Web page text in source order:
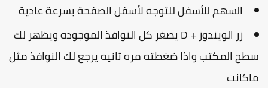
السهم للأسفل للتوجه لأسفل الصفحة بسرعة عادية
زر الويندوز + D يصغر كل النوافذ الموجوده ويظهر لك
المكتب واذا ضغطته مره ثانيه يرجع لك النوافذ مثل